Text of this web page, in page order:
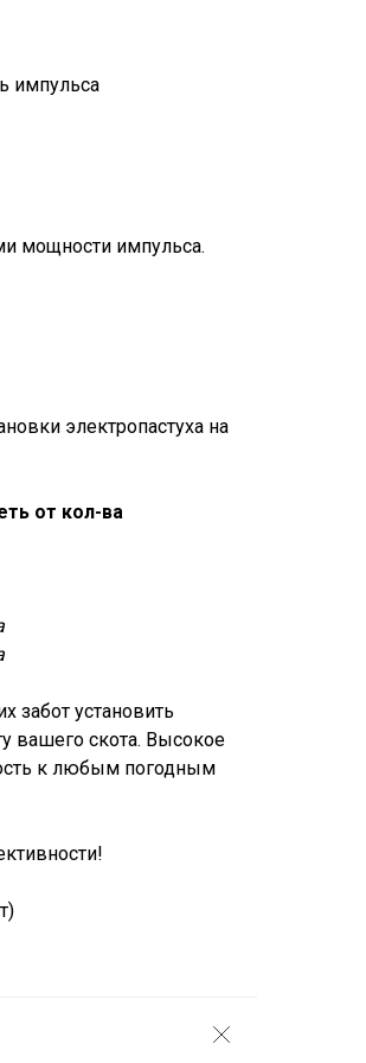
импульса
мощности импульса.
электропастуха на
от кол-ва
забот установить
вашего скота. Высокое
к любым погодным